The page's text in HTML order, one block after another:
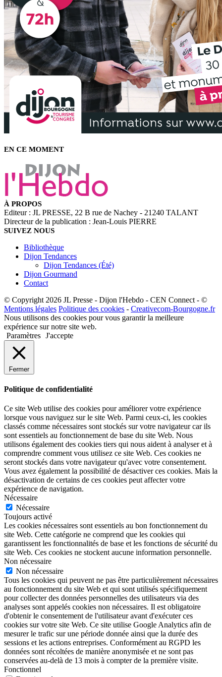
EN CE MOMENT
À PROPOS
Editeur : JL PRESSE, 22 B rue de Nachey - 21240 TALANT
Directeur de la publication : Jean-Louis PIERRE
SUIVEZ NOUS
Bibliothèque
Dijon Tendances
Dijon Tendances (Été)
Dijon Gourmand
Contact
© Copyright 2026 JL Presse - Dijon l'Hebdo - CEN Connect - ©
Mentions légales Politique des cookies - Creativecom-Bourgogne.fr
Nous utilisons des cookies pour vous garantir la meilleure
expérience sur notre site web.
Paramètres J'accepte
Fermer
Politique de confidentialité
Ce site Web utilise des cookies pour améliorer votre expérience
lorsque vous naviguez sur le site Web. Parmi ceux-ci, les cookies
classés comme nécessaires sont stockés sur votre navigateur car ils
sont essentiels au fonctionnement de base du site Web. Nous
utilisons également des cookies tiers qui nous aident à analyser et à
comprendre comment vous utilisez ce site Web. Ces cookies ne
seront stockés dans votre navigateur qu'avec votre consentement.
Vous avez également la possibilité de désactiver ces cookies. Mais la
désactivation de certains de ces cookies peut affecter votre
expérience de navigation.
Nécessaire
Nécessaire
Toujours activé
Les cookies nécessaires sont essentiels au bon fonctionnement du
site Web. Cette catégorie ne comprend que les cookies qui
garantissent les fonctionnalités de base et les fonctions de sécurité du
site Web. Ces cookies ne stockent aucune information personnelle.
Non nécessaire
Non nécessaire
Tous les cookies qui peuvent ne pas être particulièrement nécessaires
au fonctionnement du site Web et qui sont utilisés spécifiquement
pour collecter des données personnelles des utilisateurs via des
analyses sont appelés cookies non nécessaires. Il est obligatoire
d'obtenir le consentement de l'utilisateur avant d'exécuter ces
cookies sur votre site Web. Ce site utilise Google Analytics afin de
mesurer le trafic sur une période donnée ainsi que la durée des
sessions et les actions entreprises. Conformément au RGPD les
données sont récoltées de manière anonymisée et ne sont pas
conservées au-delà de 13 mois à compter de la première visite.
Fonctionnel